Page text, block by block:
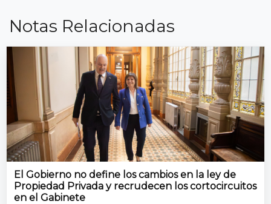
Notas Relacionadas
El Gobierno no define los cambios en la ley de
Propiedad Privada y recrudecen los cortocircuitos
en el Gabinete